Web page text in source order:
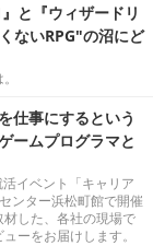
と『ウィザードリ
ないRPG"の沼にど
仕事にするという
ームプログラマと
イベント「キャリア
ンター浜松町館で開催
した、各社の現場で
ーをお届けします。